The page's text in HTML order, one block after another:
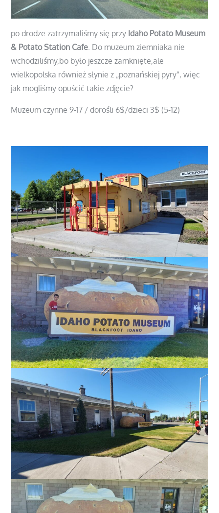
po drodze zatrzymaliśmy się przy Idaho Potato Museum
& Potato Station Cafe . Do muzeum ziemniaka nie
wchodziliśmy,bo było jeszcze zamknięte,ale
wielkopolska również słynie z „poznańskiej pyry”, więc
jak mogliśmy opuścić takie zdjęcie?
Muzeum czynne 9-17 / dorośli 6$/dzieci 3$ (5-12)